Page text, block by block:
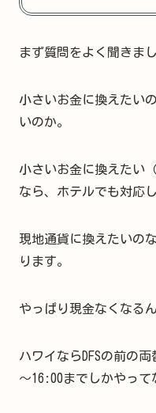
まず質問をよく聞きまし
小さいお金に換えたい
いのか。
小さいお金に換えたい
なら、ホテルでも対応
現地通貨に換えたいの
ります。
やっぱり現金なくなる
ハワイならDFSの前の
～16:00までしかやって